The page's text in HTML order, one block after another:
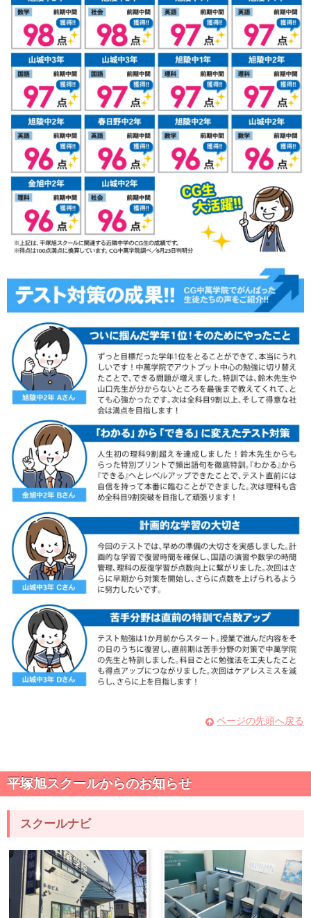
ページの先頭へ戻る
平塚旭スクールからのお知らせ
スクールナビ